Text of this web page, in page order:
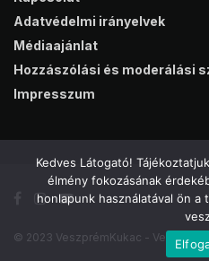
Adatvédelmi irányelvek
Médiaajánlat
Hozzászólási és moderálási
Impresszum
© 2023 VeszprémKukac -
Kedves Látogató!
élmény fokozásának
honlapunk használatával ön